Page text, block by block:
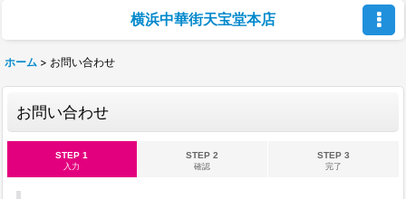
横浜中華街天宝堂本店
ホーム > お問い合わせ
お問い合わせ
STEP 1
入力
STEP 2
確認
STEP 3
完了